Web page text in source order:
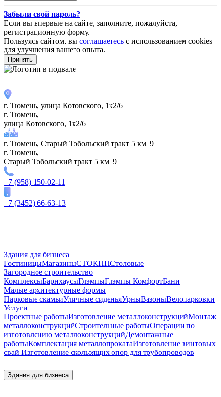
Забыли свой пароль?
Если вы впервые на сайте, заполните, пожалуйста,
регистрационную форму.
Пользуясь сайтом, вы соглашаетесь с использованием cookies
для улучшения вашего опыта.
Принять
г. Тюмень, улица Котовского, 1к2/6
г. Тюмень,
улица Котовского, 1к2/6
г. Тюмень, Старый Тобольский тракт 5 км, 9
г. Тюмень,
Старый Тобольский тракт 5 км, 9
+7 (958) 150-02-11
+7 (3452) 66-63-13
Здания для бизнеса
ГостиницыМагазиныСТОКППСтоловые
Загородное строительство
КомплексыБарнхаусыГлэмпыГлэмпы КомфортБани
Малые архитектурные формы
Парковые скамьиУличные сиденьяУрныВазоныВелопарковки
Услуги
Проектные работыИзготовление металлоконструкцийМонтаж
металлоконструкцийСтроительные работыОперации по
изготовлению металлоконструкцийДемонтажные
работыКомплектация металлопрокатаИзготовление винтовых
свай Изготовление скользящих опор для трубопроводов
Здания для бизнеса